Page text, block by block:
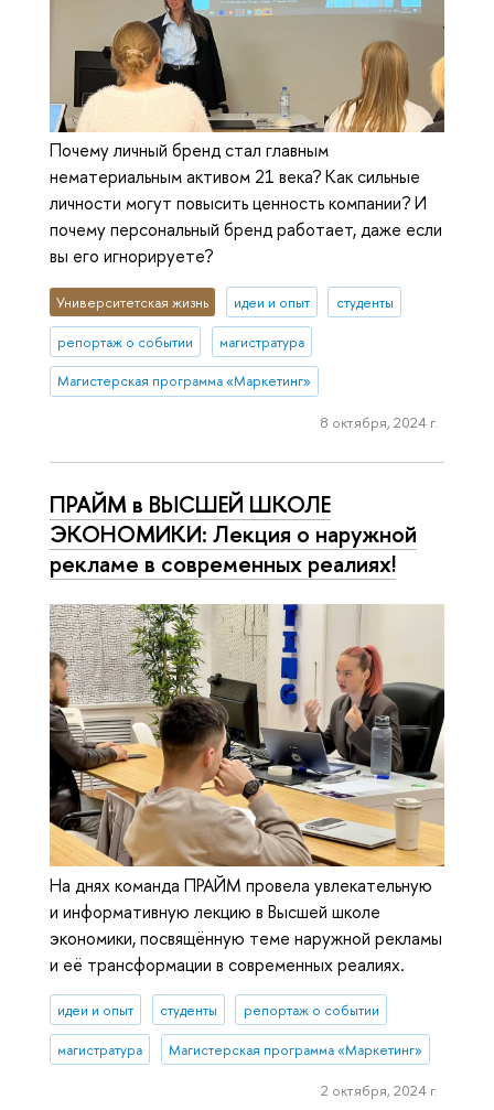
Почему личный бренд стал главным
нематериальным активом 21 века? Как сильные
личности могут повысить ценность компании? И
почему персональный бренд работает, даже если
вы его игнорируете?
Университетская жизнь идеи и опыт студенты
репортаж о событии магистратура
Магистерская программа «Маркетинг»
8 октября, 2024 г.
ПРАЙМ в ВЫСШЕЙ ШКОЛЕ
ЭКОНОМИКИ: Лекция о наружной
рекламе в современных реалиях!
На днях команда ПРАЙМ провела увлекательную
и информативную лекцию в Высшей школе
экономики, посвящённую теме наружной рекламы
и её трансформации в современных реалиях.
идеи и опыт студенты репортаж о событии
магистратура Магистерская программа «Маркетинг»
2 октября, 2024 г.